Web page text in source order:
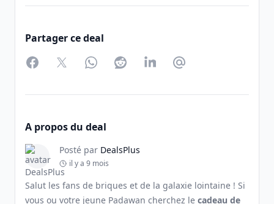
Partager ce deal
FacebookTwitterWhatsAppRedditLinkedInPartager par Email
A propos du deal
Posté par DealsPlus
il y a 9 mois
Salut les fans de briques et de la galaxie lointaine ! Si
vous ou votre jeune Padawan cherchez le cadeau de